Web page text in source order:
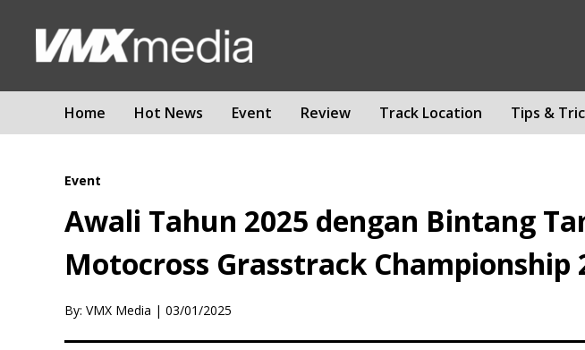
Home Hot News Event Review Track Location Tips &
Event
Awali Tahun 2025 dengan Bintang
Motocross Grasstrack Championship
By: VMX Media | 03/01/2025